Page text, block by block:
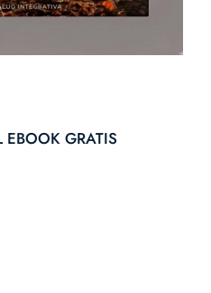
EBOOK GRATIS